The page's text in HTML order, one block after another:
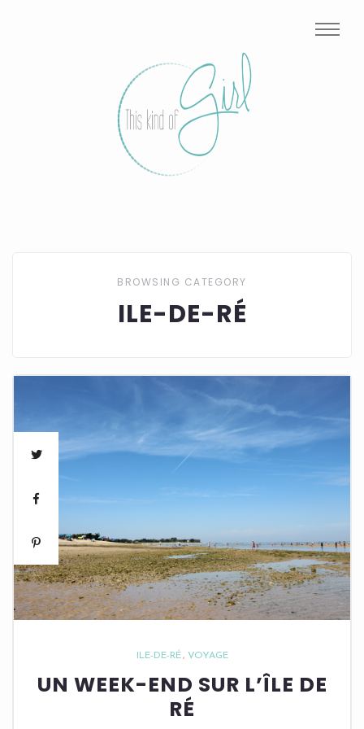
BROWSING CATEGORY
ILE-DE-RÉ
ILE-DE-RÉ VOYAGE
UN WEEK-END SUR L’ÎLE DE
RÉ